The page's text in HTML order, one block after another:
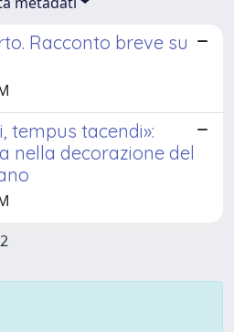
Racconto breve su
tempus tacendi»:
nella decorazione del